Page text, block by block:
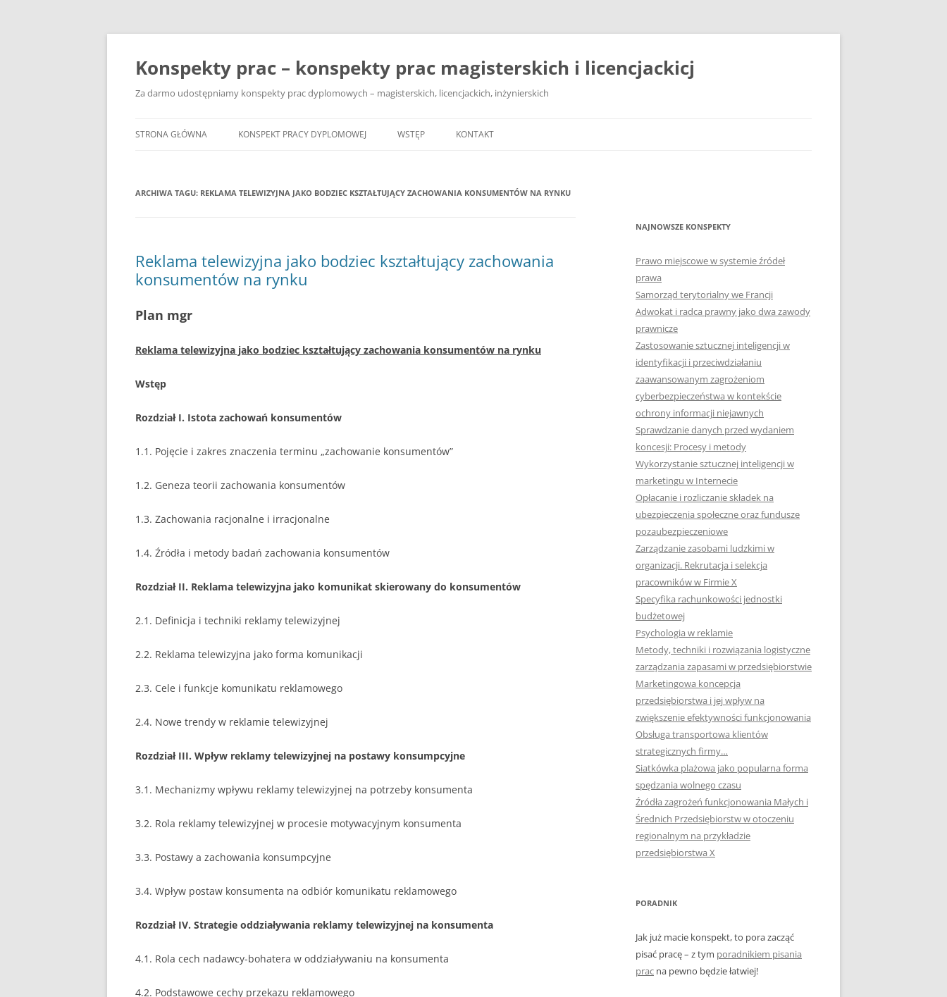
Przejdź
Konspekty prac – konspekty prac magisterskich i licencjackicj
Za darmo udostępniamy konspekty prac dyplomowych – magisterskich, licencjackich, inżynierskich
STRONA GŁÓWNA KONSPEKT PRACY DYPLOMOWEJ WSTĘP KONTAKT
ARCHIWA TAGU: REKLAMA TELEWIZYJNA JAKO BODZIEC KSZTAŁTUJĄCY ZACHOWANIA KONSUMENTÓW NA RYNKU
Reklama telewizyjna jako bodziec kształtujący zachowania
konsumentów na rynku
Plan mgr
Reklama telewizyjna jako bodziec kształtujący zachowania konsumentów na rynku
Wstęp
Rozdział I. Istota zachowań konsumentów
1.1. Pojęcie i zakres znaczenia terminu „zachowanie konsumentów”
1.2. Geneza teorii zachowania konsumentów
1.3. Zachowania racjonalne i irracjonalne
1.4. Źródła i metody badań zachowania konsumentów
Rozdział II. Reklama telewizyjna jako komunikat skierowany do konsumentów
2.1. Definicja i techniki reklamy telewizyjnej
2.2. Reklama telewizyjna jako forma komunikacji
2.3. Cele i funkcje komunikatu reklamowego
2.4. Nowe trendy w reklamie telewizyjnej
Rozdział III. Wpływ reklamy telewizyjnej na postawy konsumpcyjne
3.1. Mechanizmy wpływu reklamy telewizyjnej na potrzeby konsumenta
3.2. Rola reklamy telewizyjnej w procesie motywacyjnym konsumenta
3.3. Postawy a zachowania konsumpcyjne
3.4. Wpływ postaw konsumenta na odbiór komunikatu reklamowego
Rozdział IV. Strategie oddziaływania reklamy telewizyjnej na konsumenta
4.1. Rola cech nadawcy-bohatera w oddziaływaniu na konsumenta
4.2. Podstawowe cechy przekazu reklamowego
NAJNOWSZE KONSPEKTY
Prawo miejscowe w systemie źródeł
prawa
Samorząd terytorialny we Francji
Adwokat i radca prawny jako dwa zawody
prawnicze
Zastosowanie sztucznej inteligencji w
identyfikacji i przeciwdziałaniu
zaawansowanym zagrożeniom
cyberbezpieczeństwa w kontekście
ochrony informacji niejawnych
Sprawdzanie danych przed wydaniem
koncesji: Procesy i metody
Wykorzystanie sztucznej inteligencji w
marketingu w Internecie
Opłacanie i rozliczanie składek na
ubezpieczenia społeczne oraz fundusze
pozaubezpieczeniowe
Zarządzanie zasobami ludzkimi w
organizacji. Rekrutacja i selekcja
pracowników w Firmie X
Specyfika rachunkowości jednostki
budżetowej
Psychologia w reklamie
Metody, techniki i rozwiązania logistyczne
zarządzania zapasami w przedsiębiorstwie
Marketingowa koncepcja
przedsiębiorstwa i jej wpływ na
zwiększenie efektywności funkcjonowania
Obsługa transportowa klientów
strategicznych firmy…
Siatkówka plażowa jako popularna forma
spędzania wolnego czasu
Źródła zagrożeń funkcjonowania Małych i
Średnich Przedsiębiorstw w otoczeniu
regionalnym na przykładzie
przedsiębiorstwa X
PORADNIK
Jak już macie konspekt, to pora zacząć
pisać pracę – z tym poradnikiem pisania
prac na pewno będzie łatwiej!